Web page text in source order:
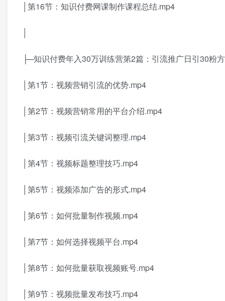
│第16节：知识付费网课制作课程总结.mp4
├─知识付费年入30万训练营第2篇：引流推广日引30粉
│第1节：视频营销引流的优势.mp4
│第2节：视频营销常用的平台介绍.mp4
│第3节：视频引流关键词整理.mp4
│第4节：视频标题整理技巧.mp4
│第5节：视频添加广告的形式.mp4
│第6节：如何批量制作视频.mp4
│第7节：如何选择视频平台.mp4
│第8节：如何批量获取视频账号.mp4
│第9节：视频批量发布技巧.mp4